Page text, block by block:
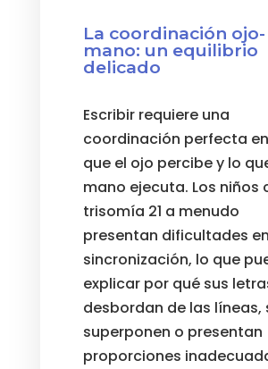
La coordinación ojo-
mano: un equilibrio
delicado
Escribir requiere una
coordinación perfecta
que el ojo percibe y lo
mano ejecuta. Los niños
trisomía 21 a menudo
presentan dificultades
sincronización, lo que
explicar por qué sus
desbordan de las líneas,
superponen o presentan
proporciones